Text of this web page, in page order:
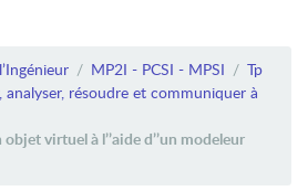
MP2I - PCSI - MPSI
Tp
analyser, résoudre et communiquer à
virtuel à l’’aide d’’un modeleur